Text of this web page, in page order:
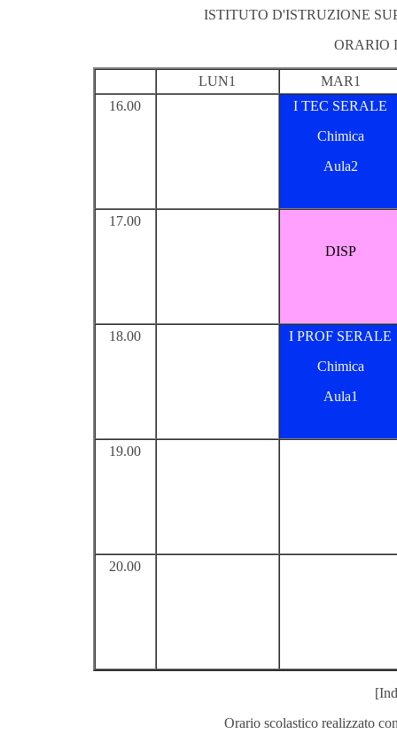
ISTITUTO D'ISTRUZIONE
ORARIO
LUN1
MAR1
16.00
I TEC SERALE
Chimica
Aula2
17.00
DISP
18.00
I PROF SERALE
Chimica
Aula1
19.00
20.00
Orario scolastico realizzato